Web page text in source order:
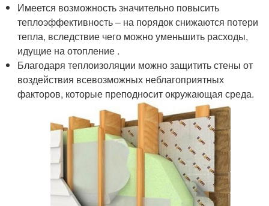
Имеется возможность значительно повысить
теплоэффективность – на порядок снижаются потери
тепла, вследствие чего можно уменьшить расходы,
идущие на отопление .
Благодаря теплоизоляции можно защитить стены от
воздействия всевозможных неблагоприятных
факторов, которые преподносит окружающая среда.